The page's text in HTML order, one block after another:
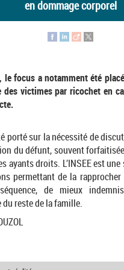
en dommage corporel
le focus a notamment été
des victimes par ricochet en
porté sur la nécessité de
du défunt, souvent
ayants droits. L’INSEE est
permettant de la
de mieux
reste de la famille.